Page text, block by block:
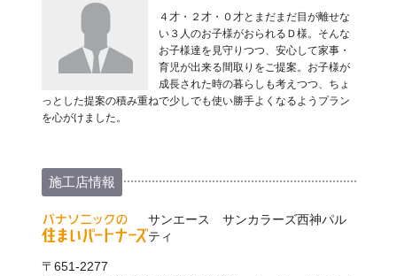
４才・２才・０才とまだまだ目が離せな
い３人のお子様がおられるＤ様。そんな
お子様達を見守りつつ、安心して家事・
育児が出来る間取りをご提案。お子様が
成長された時の暮らしも考えつつ、ちょ
っとした提案の積み重ねで少しでも使い勝手よくなるようプラン
を心がけました。
施工店情報
サンエース サンカラーズ西神パル
ティ
〒651-2277